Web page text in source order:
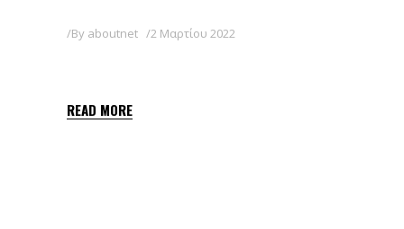
By aboutnet 2 Μαρτίου 2022
READ MORE